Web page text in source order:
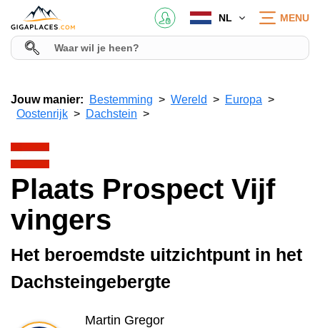
NL MENU
Jouw manier: Bestemming Wereld
Europa
Oostenrijk
Dachstein
Plaats Prospect Vijf
vingers
Het beroemdste uitzichtpunt in het
Dachsteingebergte
Martin Gregor